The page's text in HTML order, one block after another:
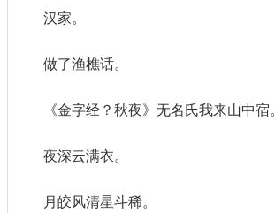
汉家。
做了渔樵话。
《金字经？秋夜》无名氏我来山中宿。
夜深云满衣。
月皎风清星斗稀。